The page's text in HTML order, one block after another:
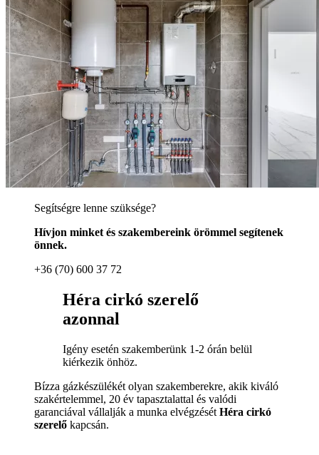
Segítségre lenne szüksége?
Hívjon minket és szakembereink örömmel segítenek
önnek.
+36 (70) 600 37 72
Héra cirkó szerelő
azonnal
Igény esetén szakemberünk 1-2 órán belül
kiérkezik önhöz.
Bízza gázkészülékét olyan szakemberekre, akik kiváló
szakértelemmel, 20 év tapasztalattal és valódi
garanciával vállalják a munka elvégzését Héra cirkó
szerelő kapcsán.